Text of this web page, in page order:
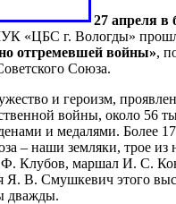
27 апреля в
«ЦБС г. Вологды»
отгремевшей войны»,
Союза.
и героизм,
войны, около 56
и медалями. Более
– наши земляки, трое из
Ф. Клубов, маршал И. С.
Я. В. Смушкевич этого
дважды.